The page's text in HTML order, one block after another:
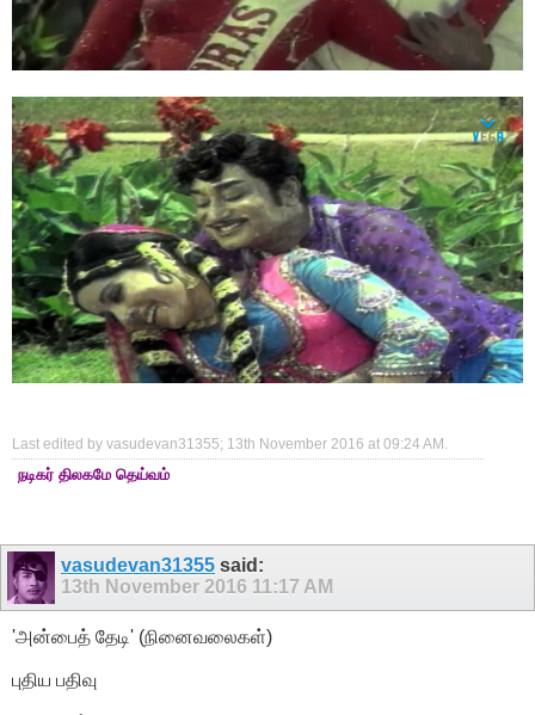
Last edited by vasudevan31355; 13th November 2016 at 09:24 AM
நடிகர் திலகமே தெய்வம்
vasudevan31355 said:
13th November 2016 11:17 AM
'அன்பைத் தேடி' (நினைவலைகள்)
புதிய பதிவு